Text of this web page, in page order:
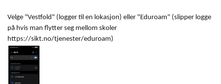
Velge "Vestfold" (logger til en lokasjon) eller "Eduroam" (slipper logge
på hvis man flytter seg mellom skoler
https://sikt.no/tjenester/eduroam)